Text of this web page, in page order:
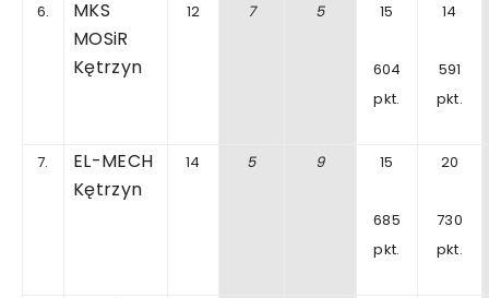
6.
MKS
MOSiR
Kętrzyn
12 7 5 15
604
pkt.
14
591
pkt.
7.
EL-MECH
Kętrzyn
14 5 9 15
685
pkt.
20
730
pkt.